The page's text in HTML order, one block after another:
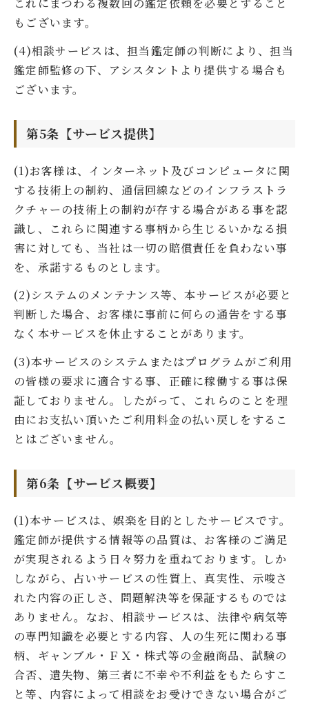
これにまつわる複数回の鑑定依頼を必要とすること
もございます。
(4)相談サービスは、担当鑑定師の判断により、担当
鑑定師監修の下、アシスタントより提供する場合も
ございます。
第5条【サービス提供】
(1)お客様は、インターネット及びコンピュータに関
する技術上の制約、通信回線などのインフラストラ
クチャーの技術上の制約が存する場合がある事を認
識し、これらに関連する事柄から生じるいかなる損
害に対しても、当社は一切の賠償責任を負わない事
を、承諾するものとします。
(2)システムのメンテナンス等、本サービスが必要と
判断した場合、お客様に事前に何らの通告をする事
なく本サービスを休止することがあります。
(3)本サービスのシステムまたはプログラムがご利用
の皆様の要求に適合する事、正確に稼働する事は保
証しておりません。したがって、これらのことを理
由にお支払い頂いたご利用料金の払い戻しをするこ
とはございません。
第6条【サービス概要】
(1)本サービスは、娯楽を目的としたサービスです。
鑑定師が提供する情報等の品質は、お客様のご満足
が実現されるよう日々努力を重ねております。しか
しながら、占いサービスの性質上、真実性、示唆さ
れた内容の正しさ、問題解決等を保証するものでは
ありません。なお、相談サービスは、法律や病気等
の専門知識を必要とする内容、人の生死に関わる事
柄、ギャンブル・ＦＸ・株式等の金融商品、試験の
合否、遺失物、第三者に不幸や不利益をもたらすこ
と等、内容によって相談をお受けできない場合がご